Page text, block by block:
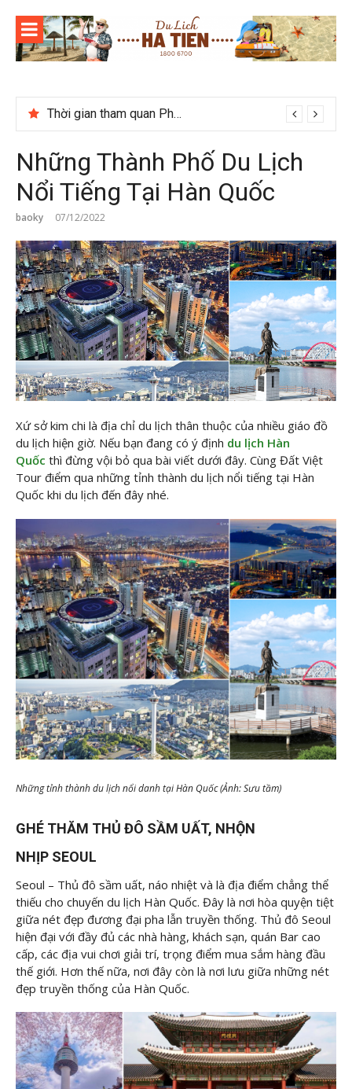
content
Thời gian tham quan Phong Nha Kẻ Bàng
Những Thành Phố Du Lịch
Nổi Tiếng Tại Hàn Quốc
baoky 07/12/2022
Xứ sở kim chi là địa chỉ du lịch thân thuộc của nhiều giáo đồ
du lịch hiện giờ. Nếu bạn đang có ý định du lịch Hàn
Quốc thì đừng vội bỏ qua bài viết dưới đây. Cùng Đất Việt
Tour điểm qua những tỉnh thành du lịch nổi tiếng tại Hàn
Quốc khi du lịch đến đây nhé.
Những tỉnh thành du lịch nổi danh tại Hàn Quốc (Ảnh: Sưu tầm)
GHÉ THĂM THỦ ĐÔ SẦM UẤT, NHỘN
NHỊP SEOUL
Seoul – Thủ đô sầm uất, náo nhiệt và là địa điểm chẳng thể
thiếu cho chuyến du lịch Hàn Quốc. Đây là nơi hòa quyện tiệt
giữa nét đẹp đương đại pha lẫn truyền thống. Thủ đô Seoul
hiện đại với đầy đủ các nhà hàng, khách sạn, quán Bar cao
cấp, các địa vui chơi giải trí, trọng điểm mua sắm hàng đầu
thế giới. Hơn thế nữa, nơi đây còn là nơi lưu giữa những nét
đẹp truyền thống của Hàn Quốc.